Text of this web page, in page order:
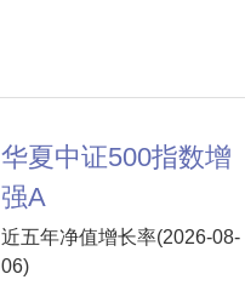
华夏中证500指数增
强A
近五年净值增长率(2026-08-
06)